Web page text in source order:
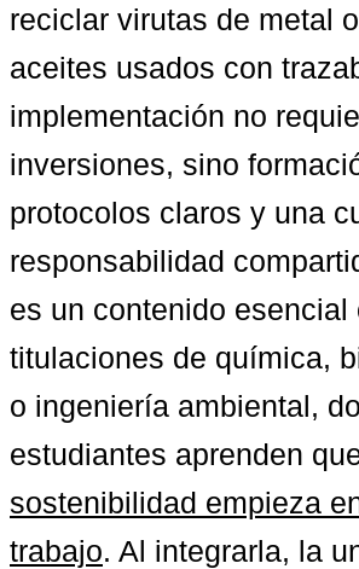
reciclar virutas de metal
aceites usados con
implementación no
inversiones, sino
protocolos claros y una
responsabilidad
es un contenido esencial
titulaciones de química,
o ingeniería ambiental,
estudiantes aprenden
sostenibilidad empieza
trabajo. Al integrarla, la